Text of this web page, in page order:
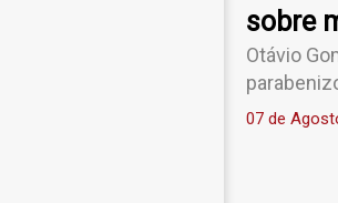
sobre
Otávio
07 de